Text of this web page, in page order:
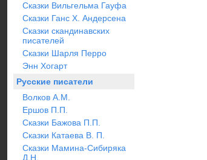
Сказки Вильгельма Гауфа
Сказки Ганс Х. Андерсена
Сказки скандинавских
писателей
Сказки Шарля Перро
Энн Хогарт
Русские писатели
Волков А.М.
Ершов П.П.
Сказки Бажова П.П.
Сказки Катаева В. П.
Сказки Мамина-Сибиряка
Д.Н.